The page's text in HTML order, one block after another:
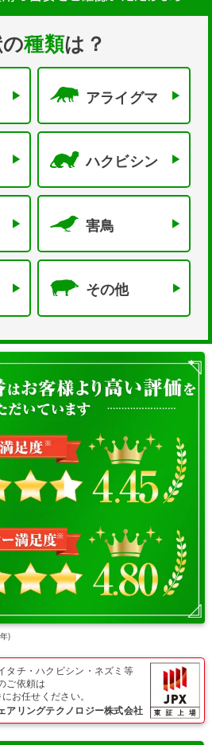
種類は？
アライグマ
ハクビシン
害鳥
その他
)
タチ・ハクビシン・ネズミ等
ご依頼は
お任せください。
アリングテクノロジー株式会社